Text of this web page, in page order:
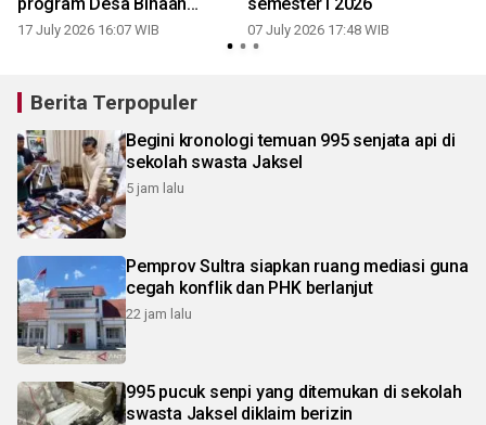
Teraktif
17 July 2026 16:07 WIB 07 July 2026 17:48 WIB
Berita Terpopuler
Begini kronologi temuan 995 senjata api di
sekolah swasta Jaksel
5 jam lalu
Pemprov Sultra siapkan ruang mediasi guna
cegah konflik dan PHK berlanjut
22 jam lalu
995 pucuk senpi yang ditemukan di sekolah
swasta Jaksel diklaim berizin